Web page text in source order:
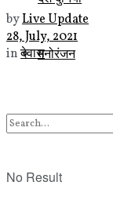
मनोरंजन
No Result
byLive Update
28, July, 2021
inदेवास